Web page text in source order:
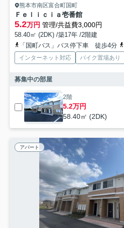
熊本市南区富合町国町
Ｆｅｌｉｃｉａ壱番館
5.2万円 管理/共益費3,000円
58.40㎡ (2DK) /築17年 /2階建
「国町バス」バス停下車 徒歩4分
インターネット対応 バイク置場あり
募集中の部屋
2階
5.2万円
58.40㎡ (2DK)
アパート